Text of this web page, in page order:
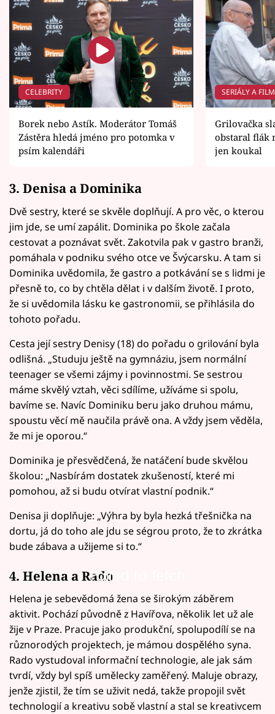
CELEBRITY
Borek nebo Astík. Moderátor Tomáš
Zástěra hledá jméno pro potomka v
psím kalendáři
SERIÁLY A
Grilovačka
obstaral flák
jen koukal
3. Denisa a Dominika
Dvě sestry, které se skvěle doplňují. A pro věc, o kterou
jim jde, se umí zapálit. Dominika po škole začala
cestovat a poznávat svět. Zakotvila pak v gastro branži,
pomáhala v podniku svého otce ve Švýcarsku. A tam si
Dominika uvědomila, že gastro a potkávání se s lidmi je
přesně to, co by chtěla dělat i v dalším životě. I proto,
že si uvědomila lásku ke gastronomii, se přihlásila do
tohoto pořadu.
Cesta její sestry Denisy (18) do pořadu o grilování byla
odlišná. „Studuju ještě na gymnáziu, jsem normální
teenager se všemi zájmy i povinnostmi. Se sestrou
máme skvělý vztah, věci sdílíme, užíváme si spolu,
bavíme se. Navíc Dominiku beru jako druhou mámu,
spoustu věcí mě naučila právě ona. A vždy jsem věděla,
že mi je oporou.“
Dominika je přesvědčená, že natáčení bude skvělou
školou: „Nasbírám dostatek zkušeností, které mi
pomohou, až si budu otvírat vlastní podnik.“
Denisa ji doplňuje: „Výhra by byla hezká třešnička na
dortu, já do toho ale jdu se ségrou proto, že to zkrátka
bude zábava a užijeme si to.“
Failed to fetch
4. Helena a Rado
Helena je sebevědomá žena se širokým záběrem
aktivit. Pochází původně z Havířova, několik let už ale
žije v Praze. Pracuje jako produkční, spolupodílí se na
různorodých projektech, je mámou dospělého syna.
Rado vystudoval informační technologie, ale jak sám
tvrdí, vždy byl spíš umělecky zaměřený. Maluje obrazy,
jenže zjistil, že tím se uživit nedá, takže propojil svět
technologií a kreativu sobě vlastní a stal se kreativcem